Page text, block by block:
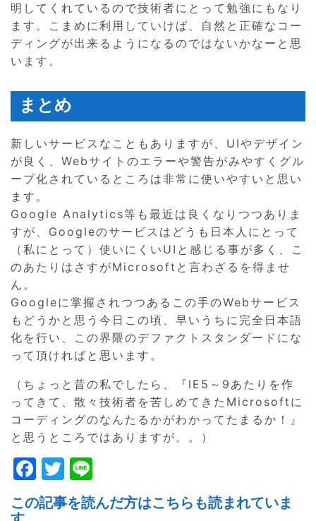
明してくれているので技術者にとって勉強にもなり
ます。こまめに利用していけば、自然と正確なコー
ディングが出来るようになるのではないかなーと思
います。
まとめ
新しいサービスなこともありますが、UIやデザイン
が良く、Webサイトのエラーや警告がみやすくグル
ープ化されているところは非常に使いやすいと思い
ます。
Google Analytics等も最近は良くなりつつありま
すが、Googleのサービスはどうも日本人にとって
（私にとって）使いにくいUIと感じる事が多く、こ
のあたりはさすがMicrosoftと言わざるを得ませ
ん。
Googleに掌握されつつあるこの手のWebサービス
もどうかと思う今日この頃、早いうちに完全日本語
化を行い、この界隈のデファクトスタンダードにな
って頂ければと思います。
（ちょっと昔の私でしたら、『IE5～9あたりを作
ってきて、散々技術者を苦しめてきたMicrosoftに
コーディングのなんたるかがわかってたまるか！』
と思うところではありますが。。）
F
a
c
T
w
itt
n
e
この記事を読んだ方はこちらも読まれていま